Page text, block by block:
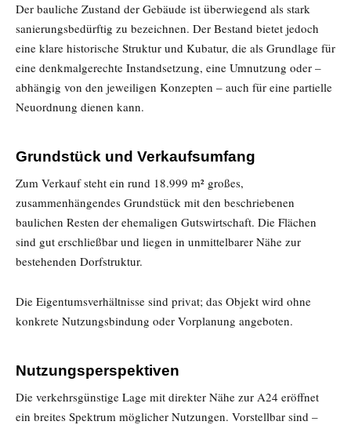
Der bauliche Zustand der Gebäude ist überwiegend als stark
sanierungsbedürftig zu bezeichnen. Der Bestand bietet jedoch
eine klare historische Struktur und Kubatur, die als Grundlage für
eine denkmalgerechte Instandsetzung, eine Umnutzung oder –
abhängig von den jeweiligen Konzepten – auch für eine partielle
Neuordnung dienen kann.
Grundstück und Verkaufsumfang
Zum Verkauf steht ein rund 18.999 m² großes,
zusammenhängendes Grundstück mit den beschriebenen
baulichen Resten der ehemaligen Gutswirtschaft. Die Flächen
sind gut erschließbar und liegen in unmittelbarer Nähe zur
bestehenden Dorfstruktur.
Die Eigentumsverhältnisse sind privat; das Objekt wird ohne
konkrete Nutzungsbindung oder Vorplanung angeboten.
Nutzungsperspektiven
Die verkehrsgünstige Lage mit direkter Nähe zur A24 eröffnet
ein breites Spektrum möglicher Nutzungen. Vorstellbar sind –